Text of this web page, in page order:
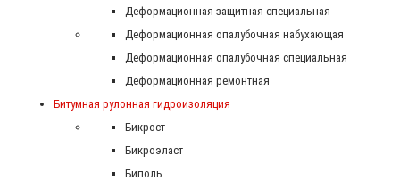
Деформационная защитная специальная
Деформационная опалубочная набухающая
Деформационная опалубочная специальная
Деформационная ремонтная
Битумная рулонная гидроизоляция
Бикрост
Бикроэласт
Биполь